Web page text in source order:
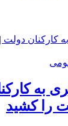
به
را کشید